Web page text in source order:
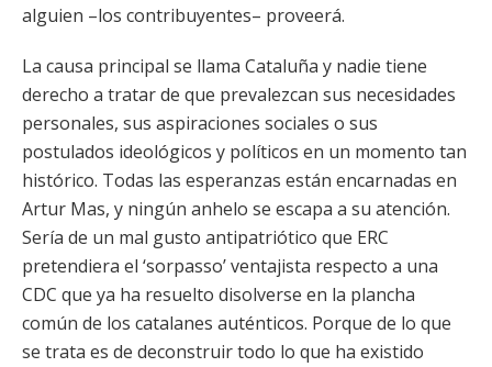
alguien –los contribuyentes– proveerá.
La causa principal se llama Cataluña y nadie tiene
derecho a tratar de que prevalezcan sus necesidades
personales, sus aspiraciones sociales o sus
postulados ideológicos y políticos en un momento tan
histórico. Todas las esperanzas están encarnadas en
Artur Mas, y ningún anhelo se escapa a su atención.
Sería de un mal gusto antipatriótico que ERC
pretendiera el ‘sorpasso’ ventajista respecto a una
CDC que ya ha resuelto disolverse en la plancha
común de los catalanes auténticos. Porque de lo que
se trata es de deconstruir todo lo que ha existido